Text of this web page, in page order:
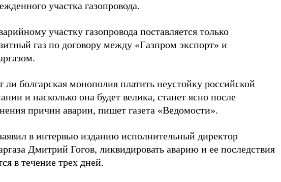
участка газопровода.
участку газопровода поставляется только
газ по договору между «Газпром экспорт» и
ли болгарская монополия платить неустойку российской
и насколько она будет велика, станет ясно после
причин аварии, пишет газета «Ведомости».
в интервью изданию исполнительный директор
Дмитрий Гогов, ликвидировать аварию и ее последствия
в течение трех дней.